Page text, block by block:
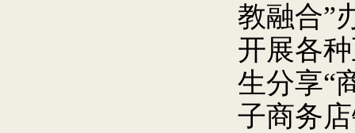
教融合”
开展各
生分享“
子商务